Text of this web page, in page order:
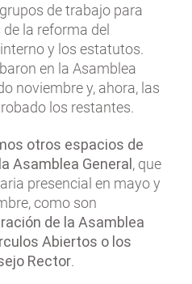
de trabajo para
la reforma del
y los estatutos.
en la Asamblea
noviembre y, ahora, las
los restantes.
otros espacios de
Asamblea General, que
presencial en mayo y
como son
de la Asamblea
Abiertos o los
Rector.